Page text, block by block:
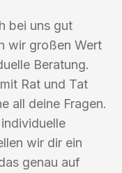
bei uns gut
wir großen Wert
Beratung.
Rat und Tat
all deine Fragen.
wir dir ein
genau auf